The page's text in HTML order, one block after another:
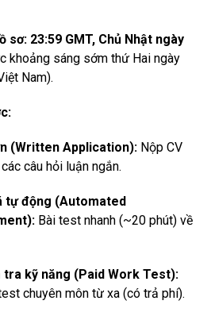
sơ: 23:59 GMT, Chủ Nhật ngày
khoảng sáng sớm thứ Hai ngày
Nam).
(Written Application): Nộp CV
câu hỏi luận ngắn.
tự động (Automated
Bài test nhanh (~20 phút) về
tra kỹ năng (Paid Work Test):
chuyên môn từ xa (có trả phí).